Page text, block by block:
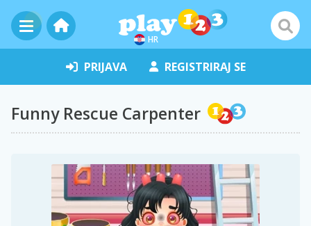
HR
PRIJAVA REGISTRIRAJ SE
Funny Rescue Carpenter